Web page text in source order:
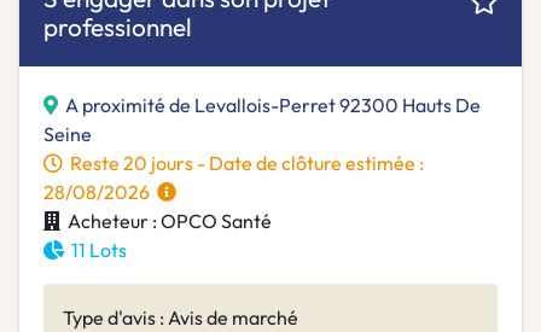
professionnel
A proximité de Levallois-Perret 92300 Hauts De
Seine
Reste 20 jours - Date de clôture estimée :
28/08/2026
Acheteur : OPCO Santé
11 Lots
Type d'avis : Avis de marché